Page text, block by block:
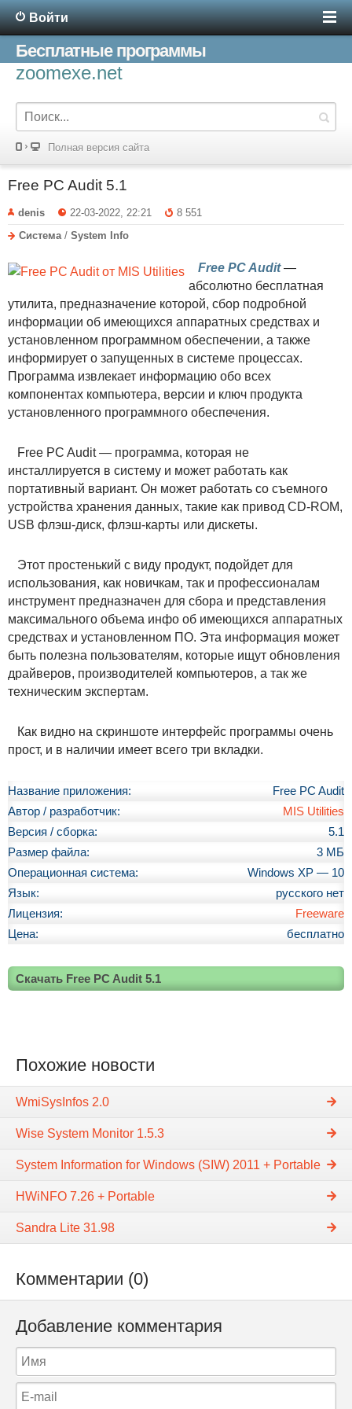
Войти
Бесплатные программы
zoomexe.net
Полная версия сайта
Free PC Audit 5.1
denis 22-03-2022, 22:21
8 551
Система / System Info
Free PC Audit—
абсолютно бесплатная
утилита, предназначение которой, сбор подробной
информации об имеющихся аппаратных средствах и
установленном программном обеспечении, а также
информирует о запущенных в системе процессах.
Программа извлекает информацию обо всех
компонентах компьютера, версии и ключ продукта
установленного программного обеспечения.
Free PC Audit — программа, которая не
инсталлируется в систему и может работать как
портативный вариант. Он может работать со съемного
устройства хранения данных, такие как привод CD-ROM,
USB флэш-диск, флэш-карты или дискеты.
Этот простенький с виду продукт, подойдет для
использования, как новичкам, так и профессионалам
инструмент предназначен для сбора и представления
максимального объема инфо об имеющихся аппаратных
средствах и установленном ПО. Эта информация может
быть полезна пользователям, которые ищут обновления
драйверов, производителей компьютеров, а так же
техническим экспертам.
Как видно на скриншоте интерфейс программы очень
прост, и в наличии имеет всего три вкладки.
Название приложения:
Free PC Audit
Автор / разработчик:
MIS Utilities
Версия / сборка:
5.1
Размер файла:
3 МБ
Операционная система:
Windows XP — 10
Язык:
русского нет
Лицензия:
Freeware
Цена:
бесплатно
Скачать Free PC Audit 5.1
Похожие новости
WmiSysInfos 2.0
Wise System Monitor 1.5.3
System Information for Windows (SIW) 2011 + Portable
HWiNFO 7.26 + Portable
Sandra Lite 31.98
Комментарии (0)
Добавление комментария